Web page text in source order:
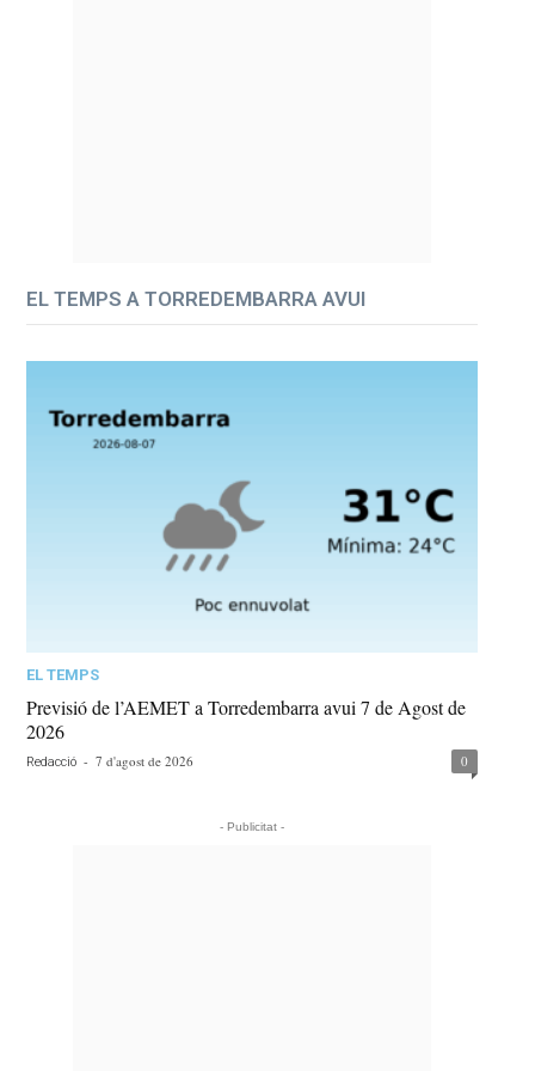
EL TEMPS A TORREDEMBARRA AVUI
EL TEMPS
Previsió de l’AEMET a Torredembarra avui 7 de Agost de
2026
Redacció - 7 d'agost de 2026 0
- Publicitat -